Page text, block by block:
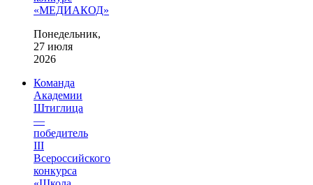
«МЕДИАКОД»
Понедельник,
27 июля
2026
Команда
Академии
Штиглица
—
победитель
III
Всероссийского
конкурса